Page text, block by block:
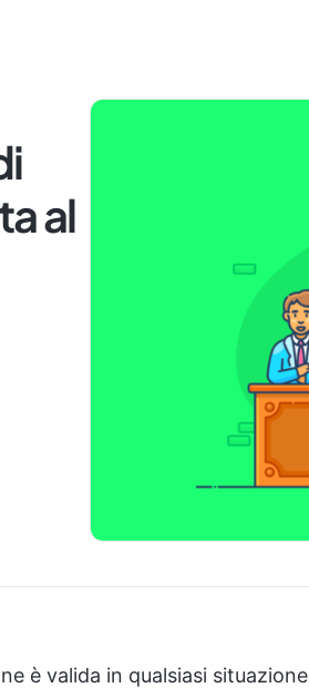
al
è valida in qualsiasi situazione